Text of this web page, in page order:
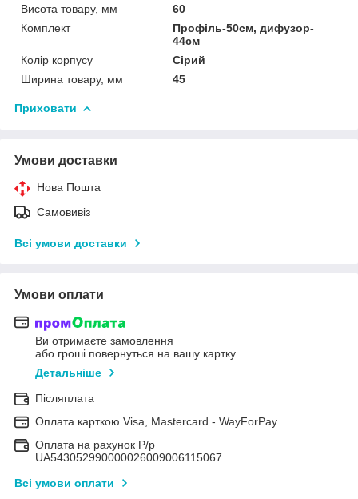
Висота товару, мм
60
Комплект
Профіль-50см, дифузор-
44см
Колір корпусу
Сірий
Ширина товару, мм
45
Приховати
Умови доставки
Нова Пошта
Самовивіз
Всі умови доставки
Умови оплати
Ви отримаєте замовлення
або гроші повернуться на вашу картку
Детальніше
Післяплата
Оплата карткою Visa, Mastercard - WayForPay
Оплата на рахунок Р/р
UA543052990000026009006115067
Всі умови оплати